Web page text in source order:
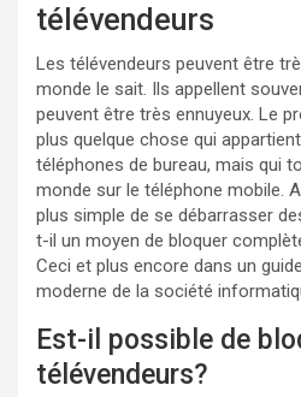
télévendeurs
Les télévendeurs peuvent être
monde le sait. Ils appellent
peuvent être très ennuyeux. Le
plus quelque chose qui
téléphones de bureau, mais qui
monde sur le téléphone mobile.
plus simple de se débarrasser
t-il un moyen de bloquer
Ceci et plus encore dans un
moderne de la société
Est-il possible de
télévendeurs?